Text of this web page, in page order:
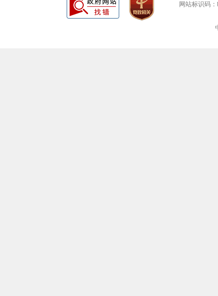
网站标识码